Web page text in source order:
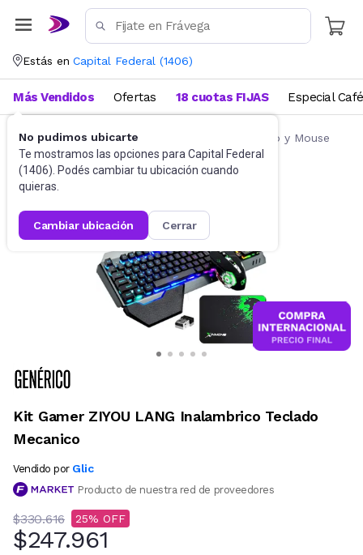
Estás en Capital Federal (1406)
No pudimos ubicarte
Te mostramos las opciones para Capital Federal
(1406). Podés cambiar tu ubicación cuando
quieras.
cambiar ubicación cerrar
Más Vendidos Ofertas 18 cuotas FIJAS Especial Café
Accesorios de Informática Combos Teclado y Mouse
Kit Gamer ZIYOU LANG Inalambrico Teclado
Mecanico
Vendido por Glic
Producto de nuestra red de proveedores
$330.616 25
$247.961